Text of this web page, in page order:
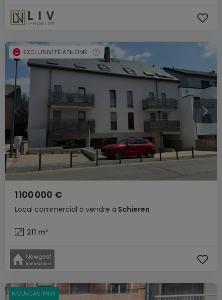
Local commercial à vendre à Schieren
1 100 000 €
211 m²
EXCLUSIVITÉ ATHOME
NOUVEAU PRIX